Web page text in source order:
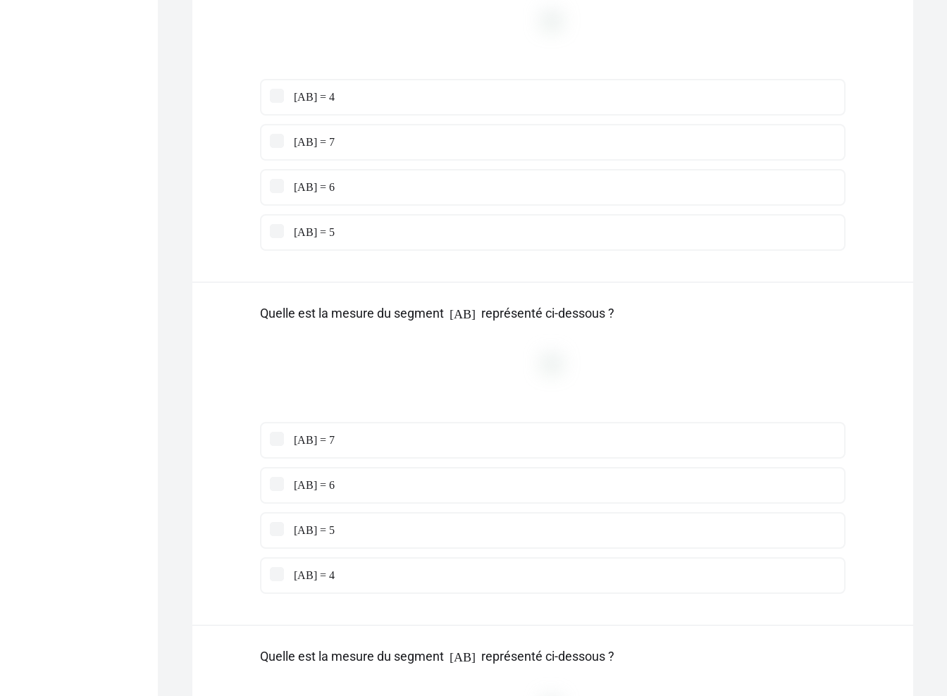
[AB] = 4
[AB] = 7
[AB] = 6
[AB] = 5
Quelle est la mesure du segment [AB] représenté ci-dessous ?
[AB] = 7
[AB] = 6
[AB] = 5
[AB] = 4
Quelle est la mesure du segment [AB] représenté ci-dessous ?